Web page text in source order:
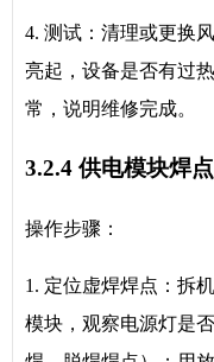
4. 测试：清理或更换
亮起，设备是否有过
常，说明维修完成。
3.2.4 供电模块焊
操作步骤：
1. 定位虚焊焊点：拆
模块，观察电源灯是